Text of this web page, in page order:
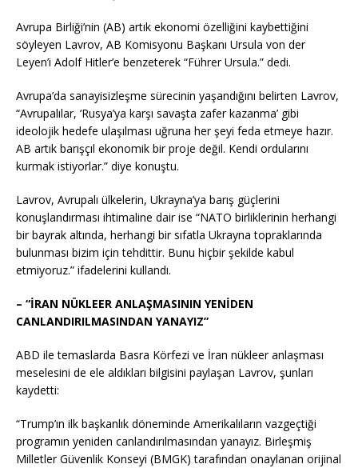
Avrupa Birliği’nin (AB) artık ekonomi özelliğini kaybettiğini
söyleyen Lavrov, AB Komisyonu Başkanı Ursula von der
Leyen’i Adolf Hitler’e benzeterek “Führer Ursula.” dedi.
Avrupa’da sanayisizleşme sürecinin yaşandığını belirten Lavrov,
“Avrupalılar, ‘Rusya’ya karşı savaşta zafer kazanma’ gibi
ideolojik hedefe ulaşılması uğruna her şeyi feda etmeye hazır.
AB artık barışçıl ekonomik bir proje değil. Kendi ordularını
kurmak istiyorlar.” diye konuştu.
Lavrov, Avrupalı ülkelerin, Ukrayna’ya barış güçlerini
konuşlandırması ihtimaline dair ise “NATO birliklerinin herhangi
bir bayrak altında, herhangi bir sıfatla Ukrayna topraklarında
bulunması bizim için tehdittir. Bunu hiçbir şekilde kabul
etmiyoruz.” ifadelerini kullandı.
– “İRAN NÜKLEER ANLAŞMASININ YENİDEN
CANLANDIRILMASINDAN YANAYIZ”
ABD ile temaslarda Basra Körfezi ve İran nükleer anlaşması
meselesini de ele aldıkları bilgisini paylaşan Lavrov, şunları
kaydetti:
“Trump’ın ilk başkanlık döneminde Amerikalıların vazgeçtiği
programın yeniden canlandırılmasından yanayız. Birleşmiş
Milletler Güvenlik Konseyi (BMGK) tarafından onaylanan orijinal